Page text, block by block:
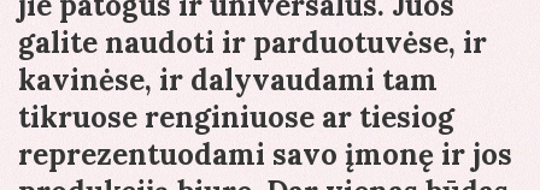
galite naudoti ir parduotuvėse, ir
kavinėse, ir dalyvaudami tam
tikruose renginiuose ar tiesiog
reprezentuodami savo įmonę ir jos